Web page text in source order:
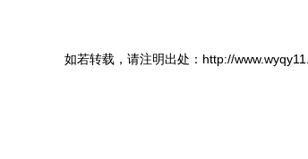
如若转载，请注明出处：http://